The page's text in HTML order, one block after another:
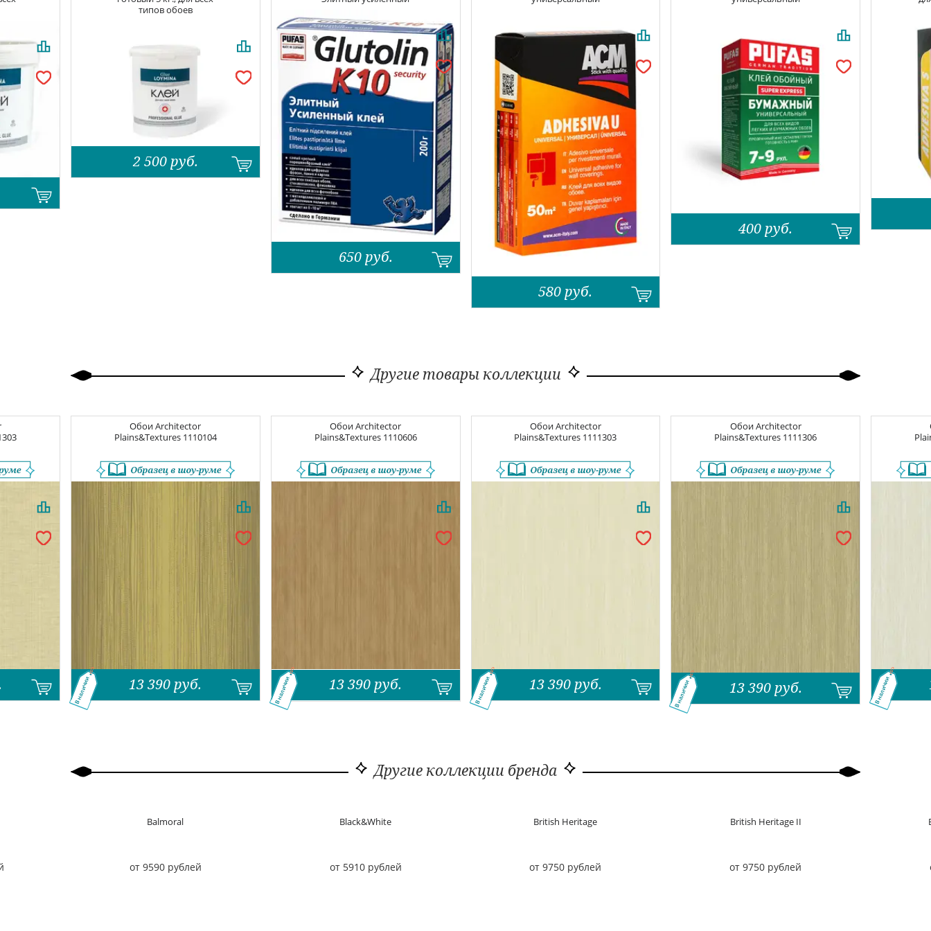
типов обоев
2 500 руб.
650 руб.
580 руб.
400 руб.
Другие товары коллекции
ОбоиArchitector
Plains&Textures 1110104
13 390руб.
В наличии
ОбоиArchitector
Plains&Textures 1110606
13 390руб.
В наличии
ОбоиArchitector
Plains&Textures 1111303
13 390руб.
В наличии
ОбоиArchitector
Plains&Textures 1111306
13 390 руб.
В наличии В наличии
Другие коллекции бренда
Balmoral
от 9590 рублей
Black&White
от 5910 рублей
British Heritage
от 9750 рублей
British Heritage II
от 9750 рублей